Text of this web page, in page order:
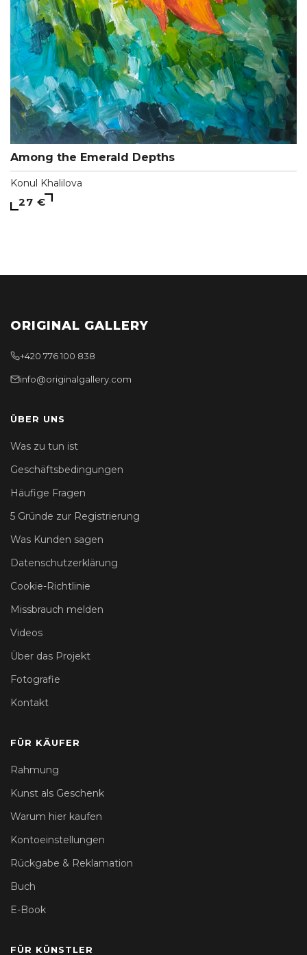
Among the Emerald Depths
Konul Khalilova
27 €
ORIGINAL GALLERY
+420 776 100 838
info@originalgallery.com
ÜBER UNS
Was zu tun ist
Geschäftsbedingungen
Häufige Fragen
5 Gründe zur Registrierung
Was Kunden sagen
Datenschutzerklärung
Cookie-Richtlinie
Missbrauch melden
Videos
Über das Projekt
Fotografie
Kontakt
FÜR KÄUFER
Rahmung
Kunst als Geschenk
Warum hier kaufen
Kontoeinstellungen
Rückgabe & Reklamation
Buch
E-Book
FÜR KÜNSTLER